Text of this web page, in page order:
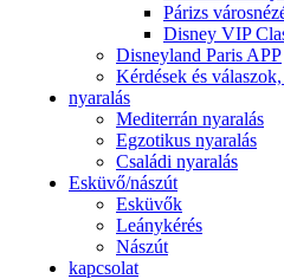
Párizs
Disney VIP
Disneyland Paris APP
Kérdések és
nyaralás
Mediterrán nyaralás
Egzotikus nyaralás
Családi nyaralás
Esküvő/nászút
Esküvők
Leánykérés
Nászút
kapcsolat